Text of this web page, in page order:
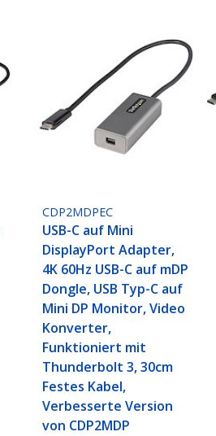
CDP2MDPEC
USB-C auf Mini
DisplayPort Adapter,
4K 60Hz USB-C auf mDP
Dongle, USB Typ-C auf
Mini DP Monitor, Video
Konverter,
Funktioniert mit
Thunderbolt 3, 30cm
Festes Kabel,
Verbesserte Version
von CDP2MDP